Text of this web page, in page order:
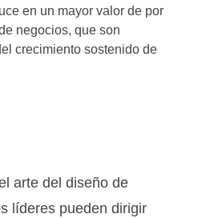
en un mayor valor de por
negocios, que son
crecimiento sostenido de
arte del diseño de
líderes pueden dirigir